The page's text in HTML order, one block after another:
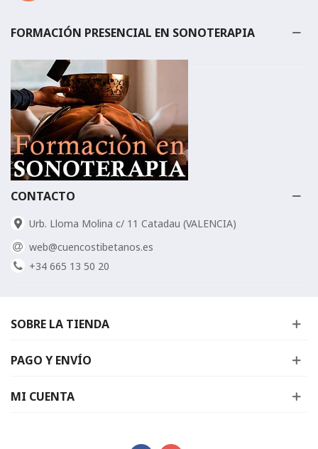
FORMACIÓN PRESENCIAL EN SONOTERAPIA
CONTACTO
Urb. Lloma Molina c/ 11 Catadau (VALENCIA)
web@cuencostibetanos.es
+34 665 13 50 20
SOBRE LA TIENDA
PAGO Y ENVÍO
MI CUENTA